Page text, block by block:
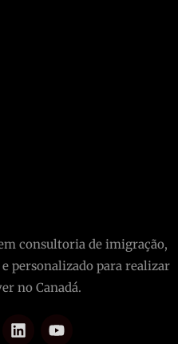
consultoria de imigração,
personalizado para realizar
no Canadá.